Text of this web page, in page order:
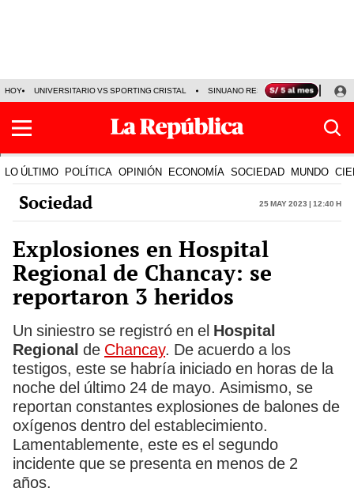
HOY UNIVERSITARIO VS SPORTING CRISTAL SINUANO RESULTADOS HOY
LO ÚLTIMO POLÍTICA OPINIÓN ECONOMÍA SOCIEDAD MUNDO
Sociedad 25 May 2023 | 12:40 h
Explosiones en Hospital
Regional de Chancay: se
reportaron 3 heridos
Un siniestro se registró en el Hospital
Regional de Chancay. De acuerdo a los
testigos, este se habría iniciado en horas de la
noche del último 24 de mayo. Asimismo, se
reportan constantes explosiones de balones de
oxígenos dentro del establecimiento.
Lamentablemente, este es el segundo
incidente que se presenta en menos de 2
años.